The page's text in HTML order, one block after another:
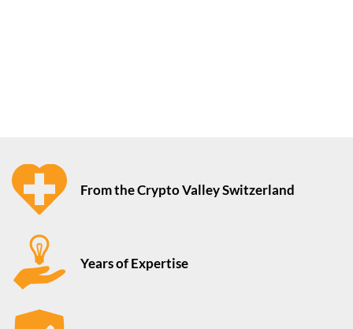
From the Crypto Valley Switzerland
Years of Expertise